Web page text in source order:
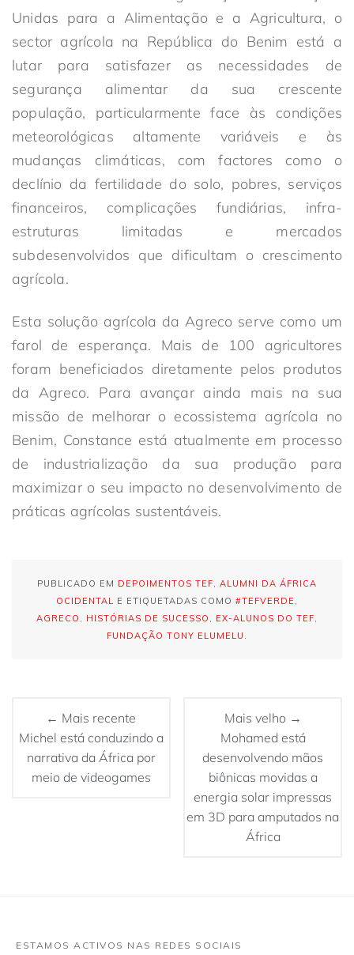
Unidas para a Alimentação e a Agricultura, o
sector agrícola na República do Benim está a
lutar para satisfazer as necessidades de
segurança alimentar da sua crescente
população, particularmente face às condições
meteorológicas altamente variáveis e às
mudanças climáticas, com factores como o
declínio da fertilidade do solo, pobres, serviços
financeiros, complicações fundiárias, infra-
estruturas limitadas e mercados
subdesenvolvidos que dificultam o crescimento
agrícola.
Esta solução agrícola da Agreco serve como um
farol de esperança. Mais de 100 agricultores
foram beneficiados diretamente pelos produtos
da Agreco. Para avançar ainda mais na sua
missão de melhorar o ecossistema agrícola no
Benim, Constance está atualmente em processo
de industrialização da sua produção para
maximizar o seu impacto no desenvolvimento de
práticas agrícolas sustentáveis.
PUBLICADO EM DEPOIMENTOS TEF, ALUMNI DA ÁFRICA
OCIDENTAL E ETIQUETADAS COMO #TEFVERDE ,
AGRECO , HISTÓRIAS DE SUCESSO , EX-ALUNOS DO TEF,
FUNDAÇÃO TONY ELUMELU .
← Mais recente
Michel está conduzindo a
narrativa da África por
meio de videogames
Mais velho →
Mohamed está
desenvolvendo mãos
biônicas movidas a
energia solar impressas
em 3D para amputados na
África
ESTAMOS ACTIVOS NAS REDES SOCIAIS